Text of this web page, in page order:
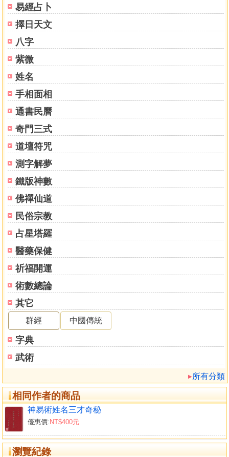
易經占卜
擇日天文
八字
紫微
姓名
手相面相
通書民曆
奇門三式
道壇符咒
測字解夢
鐵版神數
佛禪仙道
民俗宗教
占星塔羅
醫藥保健
祈福開運
術數總論
其它
群經 中國傳統
字典
武術
所有分類
相同作者的商品
神易術姓名三才奇秘
優惠價: NT$400元
瀏覽紀錄
推大運法
起小限法，起小運罄訣
推命宮秘訣
先天八字配合後天姓名之重要
十天干化合之星情分春夏秋冬
六沖分春夏秋冬季節之星情
地支六合三合之星情說明
地支車星情說明
地支六星情說明
地支相廠星情說明
地支十二支相刑星情說明
六神相生相尅喜忌訣
六神益噌忌配合姓名補充詳解
地支空亡之解說魁罡之秘解
天干秘神表名錄
天干貴人表
天月德貴人表
三奇貴人秘解
地支將星表說明
地華蓋金神表說明
進神日學堂秘解
八祿飛天祿馬秘解
金輿暗祿必解
福星貴人六秀文昌秘解
天赦日地支孤神秘解
地寡宿流霞煞秘解
地支驛馬秘解
地支桃花秘解
紅艷煞解
飛刃秘解
劫煞秘解
弔客挰門秘解
肇支年支秘解
太白飢星年支秘解
太歲吉飢秘解
安奉太歲利用符咒入符膽咒